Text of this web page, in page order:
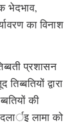
भेदभाव,
का विनाश
प्रशासन
द्वारा
की
लामा को